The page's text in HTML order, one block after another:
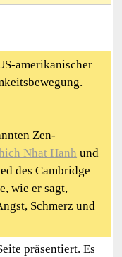
amerikanischer
Zen-
Nhat Hanh und
des Cambridge
wie er sagt,
Schmerz und
präsentiert. Es